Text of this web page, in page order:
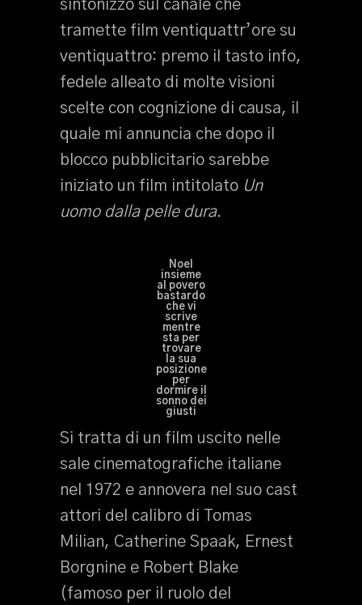
sintonizzo sul canale che
tramette film ventiquattr’ore su
ventiquattro: premo il tasto info,
fedele alleato di molte visioni
scelte con cognizione di causa, il
quale mi annuncia che dopo il
blocco pubblicitario sarebbe
iniziato un film intitolato Un
uomo dalla pelle dura.
Noel
insieme
al povero
bastardo
che vi
scrive
mentre
sta per
trovare
la sua
posizione
per
dormire il
sonno dei
giusti
Si tratta di un film uscito nelle
sale cinematografiche italiane
nel 1972 e annovera nel suo cast
attori del calibro di Tomas
Milian, Catherine Spaak, Ernest
Borgnine e Robert Blake
(famoso per il ruolo del